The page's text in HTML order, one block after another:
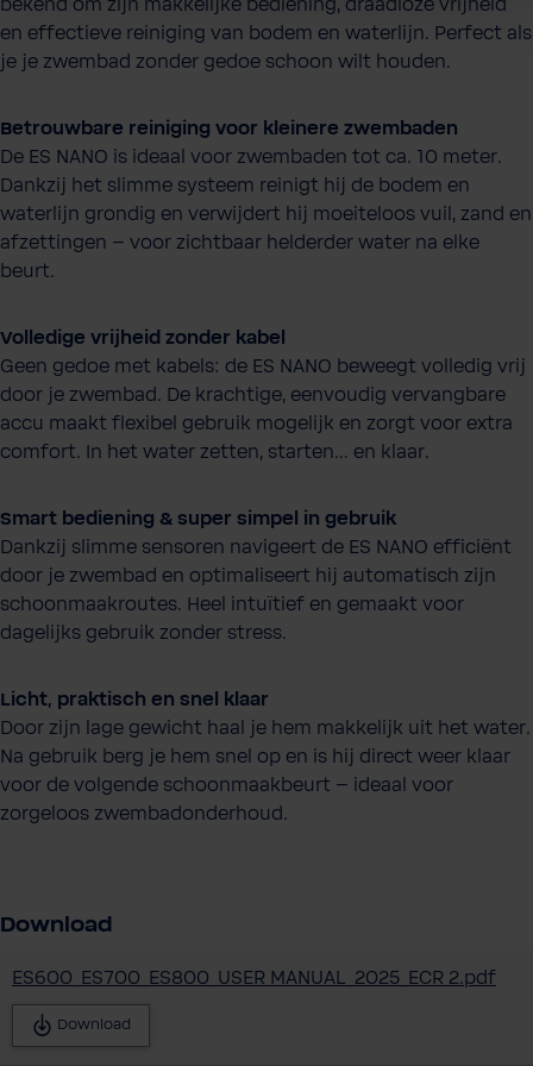
bekend om zijn makkelijke bediening, draadloze vrijheid
en effectieve reiniging van bodem en waterlijn. Perfect als
je je zwembad zonder gedoe schoon wilt houden.
Betrouwbare reiniging voor kleinere zwembaden
De ES NANO is ideaal voor zwembaden tot ca. 10 meter.
Dankzij het slimme systeem reinigt hij de bodem en
waterlijn grondig en verwijdert hij moeiteloos vuil, zand en
afzettingen – voor zichtbaar helderder water na elke
beurt.
Volledige vrijheid zonder kabel
Geen gedoe met kabels: de ES NANO beweegt volledig vrij
door je zwembad. De krachtige, eenvoudig vervangbare
accu maakt flexibel gebruik mogelijk en zorgt voor extra
comfort. In het water zetten, starten… en klaar.
Smart bediening & super simpel in gebruik
Dankzij slimme sensoren navigeert de ES NANO efficiënt
door je zwembad en optimaliseert hij automatisch zijn
schoonmaakroutes. Heel intuïtief en gemaakt voor
dagelijks gebruik zonder stress.
Licht, praktisch en snel klaar
Door zijn lage gewicht haal je hem makkelijk uit het water.
Na gebruik berg je hem snel op en is hij direct weer klaar
voor de volgende schoonmaakbeurt – ideaal voor
zorgeloos zwembadonderhoud.
Download
ES600_ES700_ES800_USER MANUAL_2025_ECR 2.pdf
Download